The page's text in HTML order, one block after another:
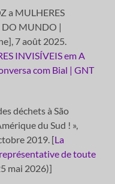
a MULHERES
DO MUNDO |
7 août 2025.
INVISÍVEIS em A
com Bial | GNT
déchets à São
du Sud ! »,
2019. [La
de toute
mai 2026)]